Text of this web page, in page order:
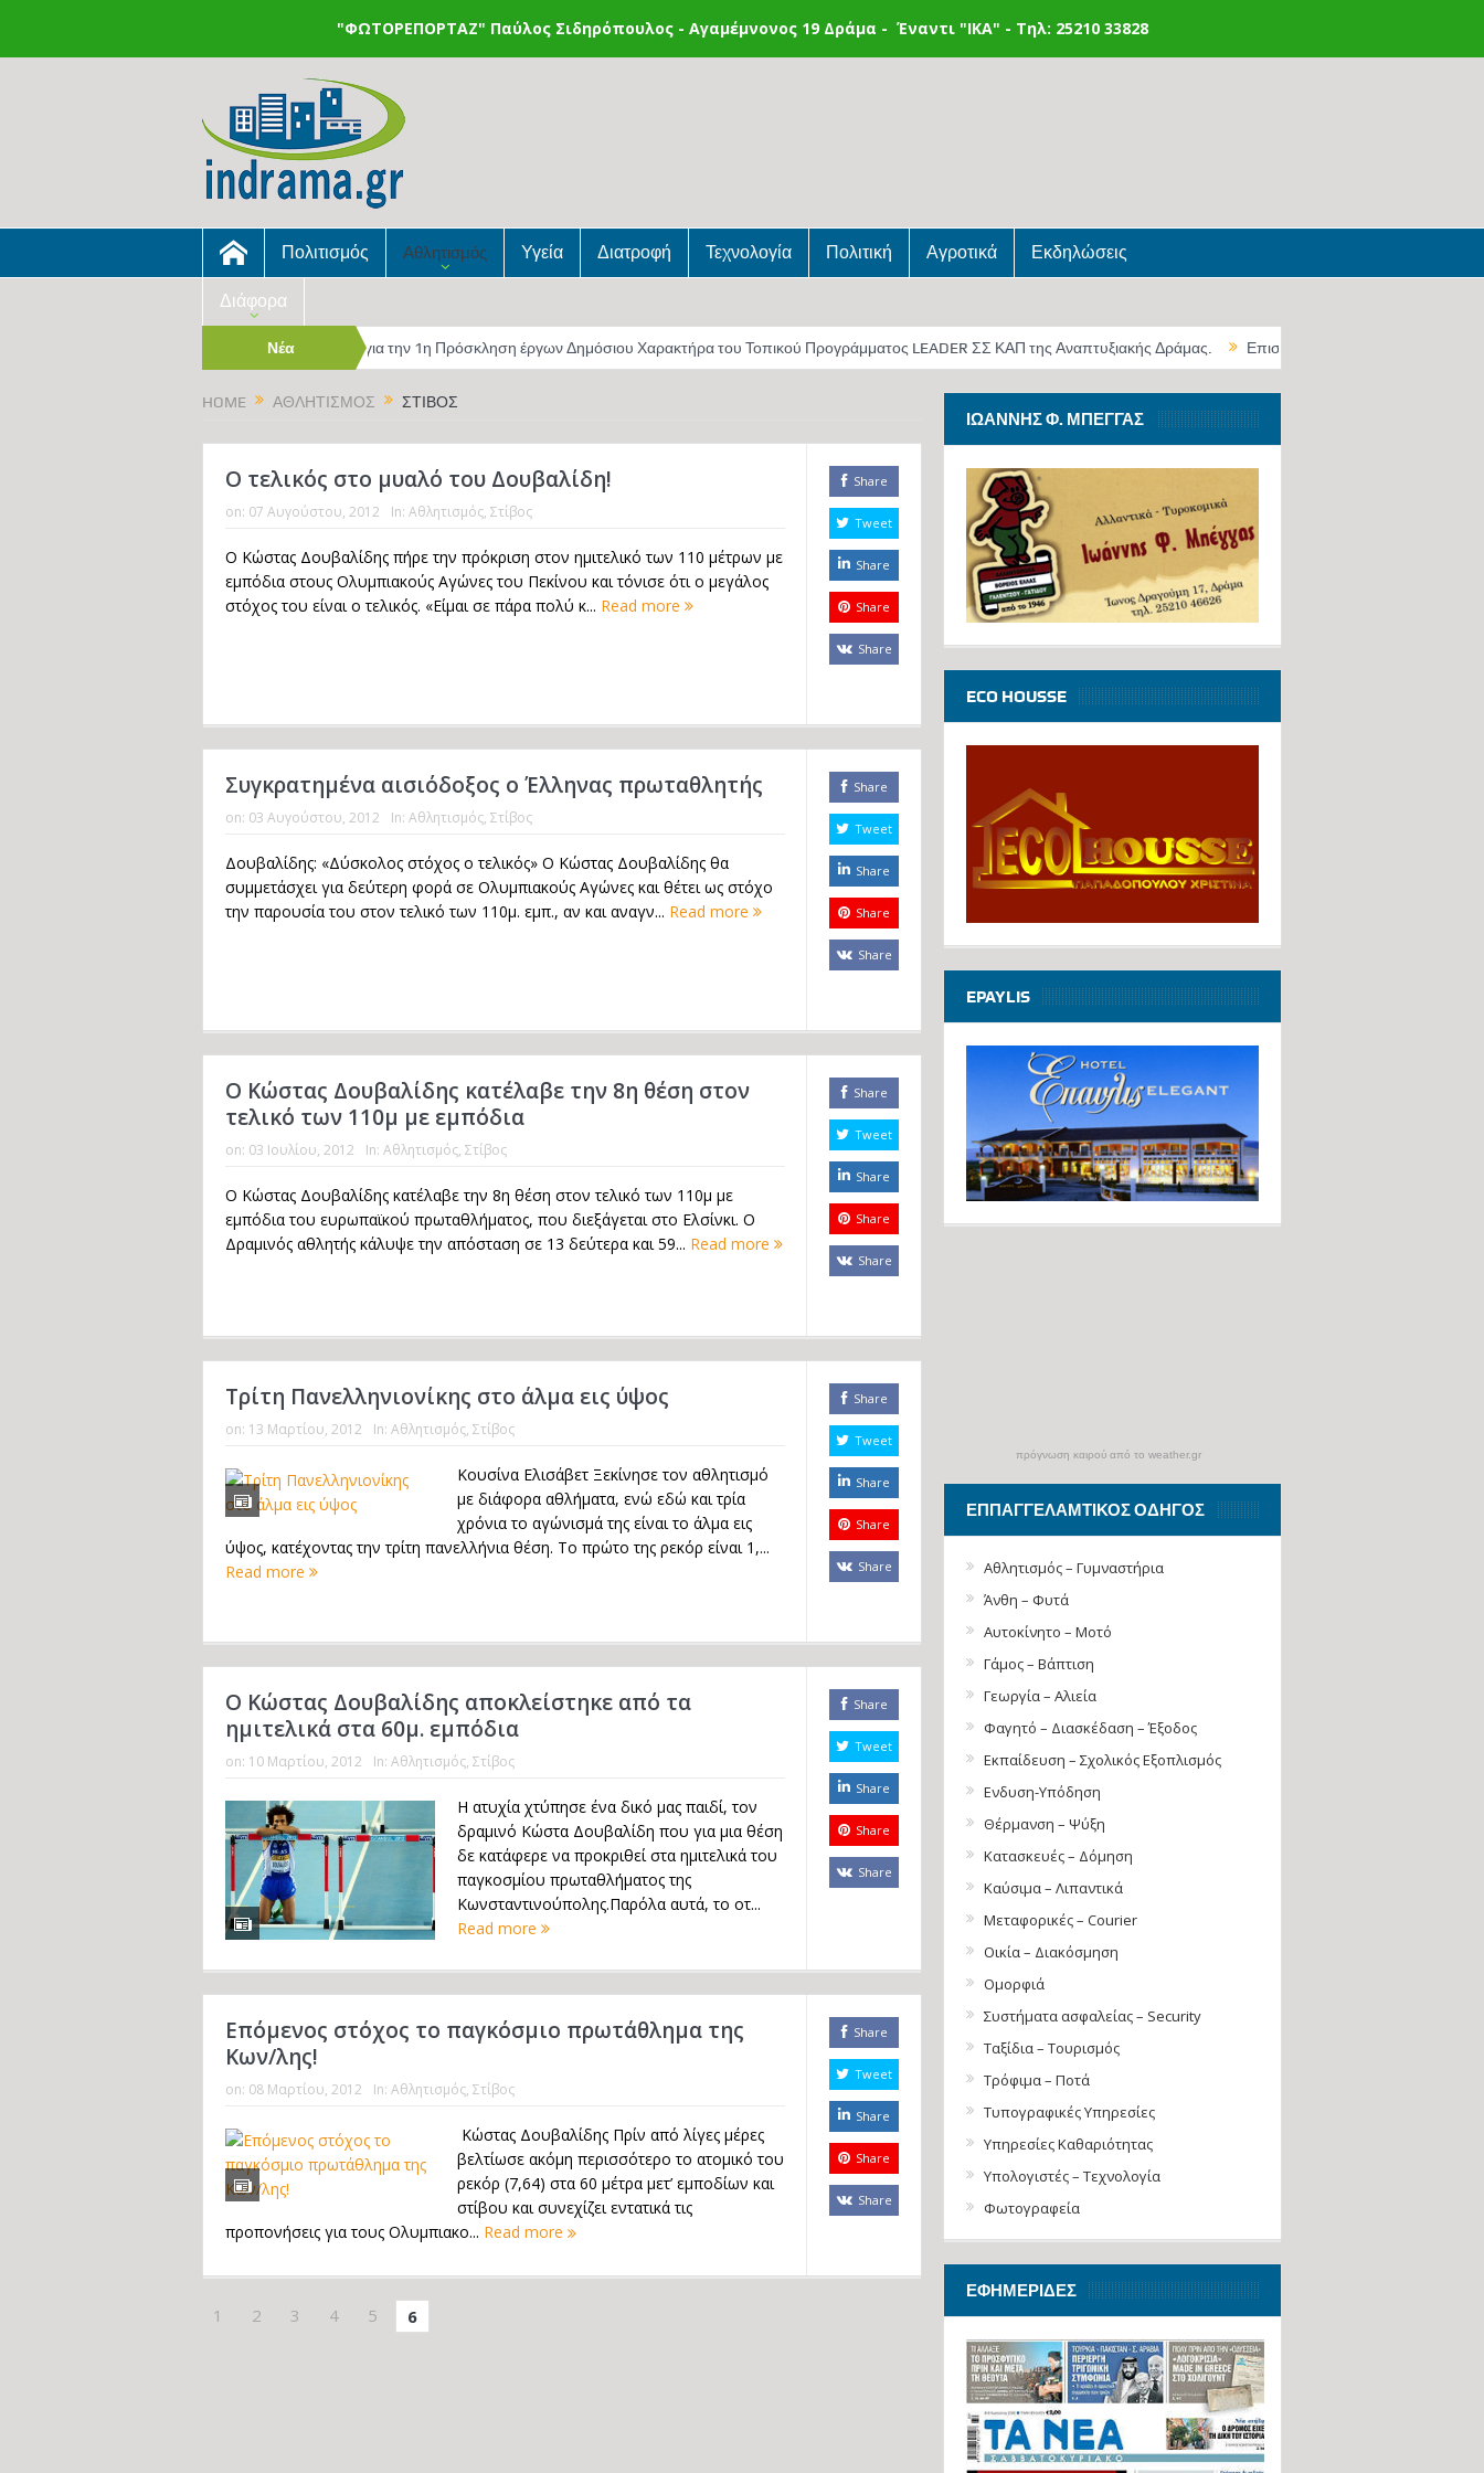
"ΦΩΤΟΡΕΠΟΡΤΑΖ" Παύλος Σιδηρόπουλος - Αγαμέμνονος 19 Δράμα - Έναντι "IKA" - Τηλ: 25210 33828
Πολιτισμός Αθλητισμός Υγεία Διατροφή Τεχνολογία Πολιτική Αγροτικά Εκδηλώσεις
Διάφορα
Νέα
ο πρώτος κύκλος ενημερώσεων για την 1η Πρόσκληση έργων Δημόσιου Χαρακτήρα του Τοπικού Προγράμματος LEADER ΣΣ ΚΑΠ της Αναπτυξιακής Δράμας. Επιστημονική πρόοδος και καινοτομία
HOME ΑΘΛΗΤΙΣΜΌΣ ΣΤΊΒΟΣ
O τελικός στο μυαλό του Δουβαλίδη!
on: 07 Αυγούστου, 2012 In: Αθλητισμός, Στίβος
Ο Κώστας Δουβαλίδης πήρε την πρόκριση στον ημιτελικό των 110 μέτρων με
εμπόδια στους Ολυμπιακούς Αγώνες του Πεκίνου και τόνισε ότι ο μεγάλος
στόχος του είναι ο τελικός. «Είμαι σε πάρα πολύ κ... Read more
Share
Tweet
Share
Share
Share
Συγκρατημένα αισιόδοξος ο Έλληνας πρωταθλητής
on: 03 Αυγούστου, 2012 In: Αθλητισμός, Στίβος
Δουβαλίδης: «Δύσκολος στόχος ο τελικός» Ο Κώστας Δουβαλίδης θα
συμμετάσχει για δεύτερη φορά σε Ολυμπιακούς Αγώνες και θέτει ως στόχο
την παρουσία του στον τελικό των 110μ. εμπ., αν και αναγν... Read more
Share
Tweet
Share
Share
Share
Ο Κώστας Δουβαλίδης κατέλαβε την 8η θέση στον
τελικό των 110μ με εμπόδια
on: 03 Ιουλίου, 2012 In: Αθλητισμός, Στίβος
Ο Κώστας Δουβαλίδης κατέλαβε την 8η θέση στον τελικό των 110μ με
εμπόδια του ευρωπαϊκού πρωταθλήματος, που διεξάγεται στο Ελσίνκι. O
Δραμινός αθλητής κάλυψε την απόσταση σε 13 δεύτερα και 59... Read more
Share
Tweet
Share
Share
Share
Τρίτη Πανελληνιονίκης στο άλμα εις ύψος
on: 13 Μαρτίου, 2012 In: Αθλητισμός, Στίβος
Κουσίνα Ελισάβετ Ξεκίνησε τον αθλητισμό
με διάφορα αθλήματα, ενώ εδώ και τρία
χρόνια το αγώνισμά της είναι το άλμα εις
ύψος, κατέχοντας την τρίτη πανελλήνια θέση. Το πρώτο της ρεκόρ είναι 1,...
Read more
Share
Tweet
Share
Share
Share
Ο Κώστας Δουβαλίδης αποκλείστηκε από τα
ημιτελικά στα 60μ. εμπόδια
on: 10 Μαρτίου, 2012 In: Αθλητισμός, Στίβος
Η ατυχία χτύπησε ένα δικό μας παιδί, τον
δραμινό Κώστα Δουβαλίδη που για μια θέση
δε κατάφερε να προκριθεί στα ημιτελικά του
παγκοσμίου πρωταθλήματος της
Κωνσταντινούπολης.Παρόλα αυτά, το οτ...
Read more
Share
Tweet
Share
Share
Share
Επόμενος στόχος το παγκόσμιο πρωτάθλημα της
Κων/λης!
on: 08 Μαρτίου, 2012 In: Αθλητισμός, Στίβος
Κώστας Δουβαλίδης Πρίν από λίγες μέρες
βελτίωσε ακόμη περισσότερο το ατομικό του
ρεκόρ (7,64) στα 60 μέτρα μετ’ εμποδίων και
στίβου και συνεχίζει εντατικά τις
προπονήσεις για τους Ολυμπιακο... Read more
Share
Tweet
Share
Share
Share
1 2 3 4 5 6
ΙΩΆΝΝΗΣ Φ. ΜΠΈΓΓΑΣ
ECO HOUSSE
EPAYLIS
πρόγνωση καιρού από το weather.gr
ΕΠΠΑΓΓΕΛΑΜΤΙΚΌΣ ΟΔΗΓΌΣ
Αθλητισμός – Γυμναστήρια
Άνθη – Φυτά
Αυτοκίνητο – Μοτό
Γάμος – Βάπτιση
Γεωργία – Αλιεία
Φαγητό – Διασκέδαση – Έξοδος
Εκπαίδευση – Σχολικός Eξοπλισμός
Ενδυση-Υπόδηση
Θέρμανση – Ψύξη
Κατασκευές – Δόμηση
Καύσιμα – Λιπαντικά
Μεταφορικές – Courier
Οικία – Διακόσμηση
Ομορφιά
Συστήματα ασφαλείας – Security
Ταξίδια – Τουρισμός
Τρόφιμα – Ποτά
Τυπογραφικές Υπηρεσίες
Υπηρεσίες Καθαριότητας
Υπολογιστές – Τεχνολογία
Φωτογραφεία
ΕΦΗΜΕΡΊΔΕΣ